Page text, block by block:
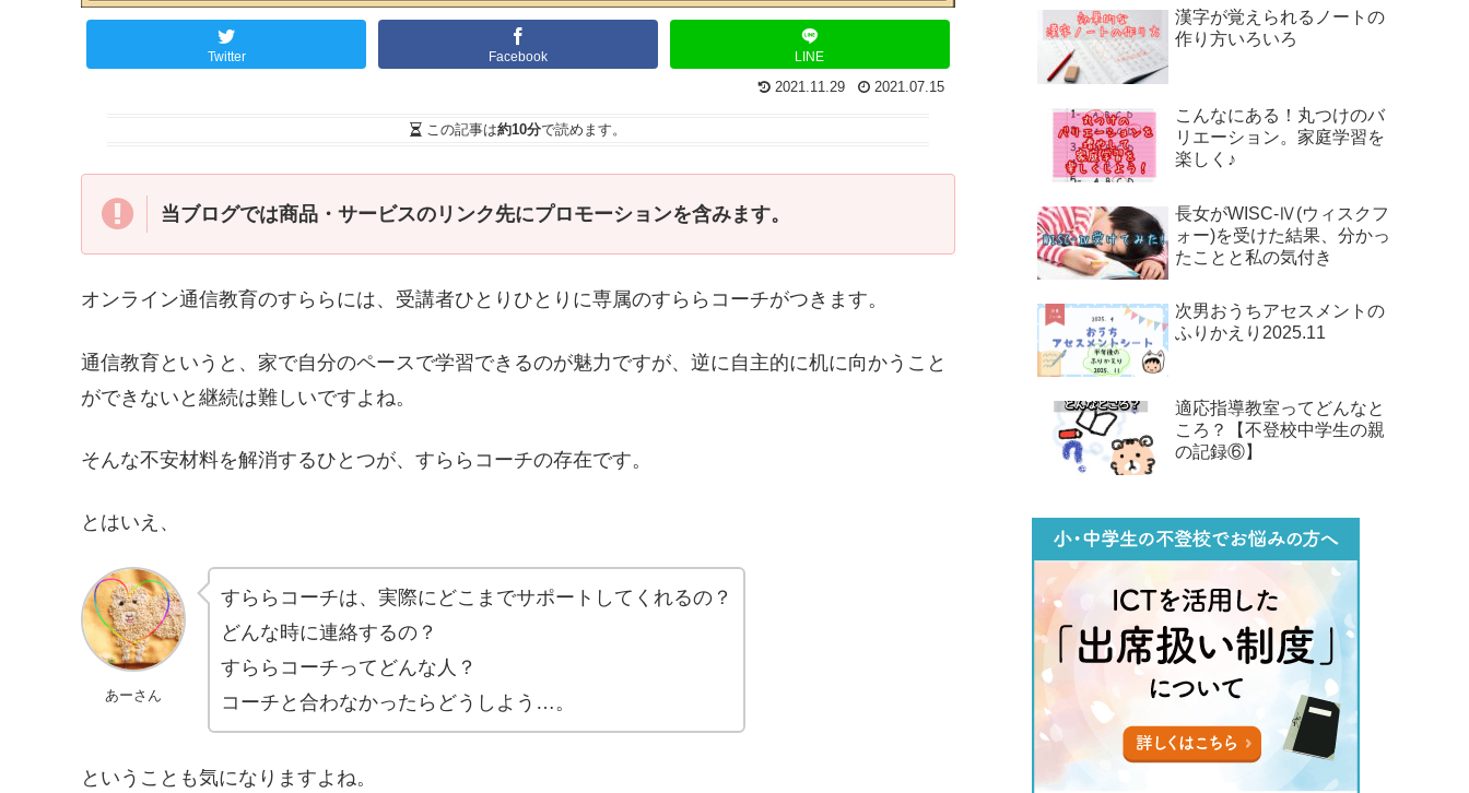
Twitter Facebook LINE
2021.11.29 2021.07.15
この記事は約10分で読めます。
当ブログでは商品・サービスのリンク先にプロモーションを含みます。
オンライン通信教育のすららには、受講者ひとりひとりに専属のすららコーチがつきます。
通信教育というと、家で自分のペースで学習できるのが魅力ですが、逆に自主的に机に向かうこと
ができないと継続は難しいですよね。
そんな不安材料を解消するひとつが、すららコーチの存在です。
とはいえ、
あーさん
すららコーチは、実際にどこまでサポートしてくれるの？
どんな時に連絡するの？
すららコーチってどんな人？
コーチと合わなかったらどうしよう…。
ということも気になりますよね。
漢字が覚えられるノートの
作り方いろいろ
こんなにある！丸つけのバ
リエーション。家庭学習を
楽しく♪
長女がWISC-Ⅳ(ウィスクフ
ォー)を受けた結果、分かっ
たことと私の気付き
次男おうちアセスメントの
ふりかえり2025.11
適応指導教室ってどんなと
ころ？【不登校中学生の親
の記録⑥】